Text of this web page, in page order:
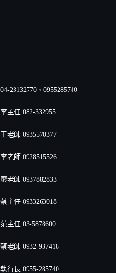
04-23132770、0955285740
李主任 082-332955
王老師 0935570377
李老師 0928515526
廖老師 0937882833
蔡主任 0933263018
范主任 03-5878600
蔡老師 0932-937418
執行長 0955-285740